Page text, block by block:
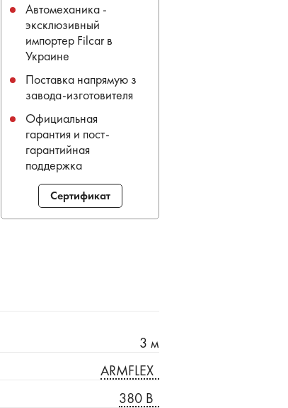
Автомеханика -
эксклюзивный
импортер Filcar в
Украине
Поставка напрямую з
завода-изготовителя
Официальная
гарантия и пост-
гарантийная
поддержка
Сертификат
3 м
ARMFLEX
380 В